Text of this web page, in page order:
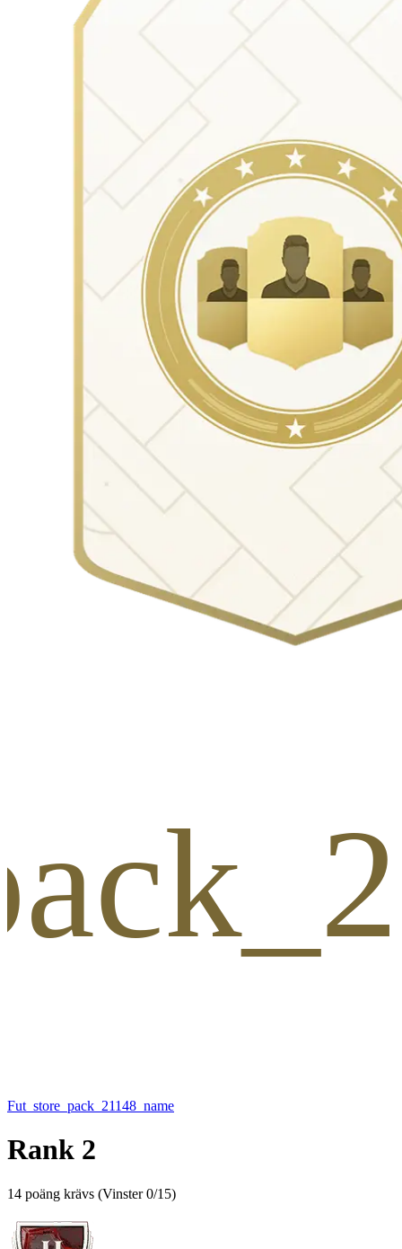
Fut_store_pack_21148_name
Rank 2
14 poäng krävs (Vinster 0/15)